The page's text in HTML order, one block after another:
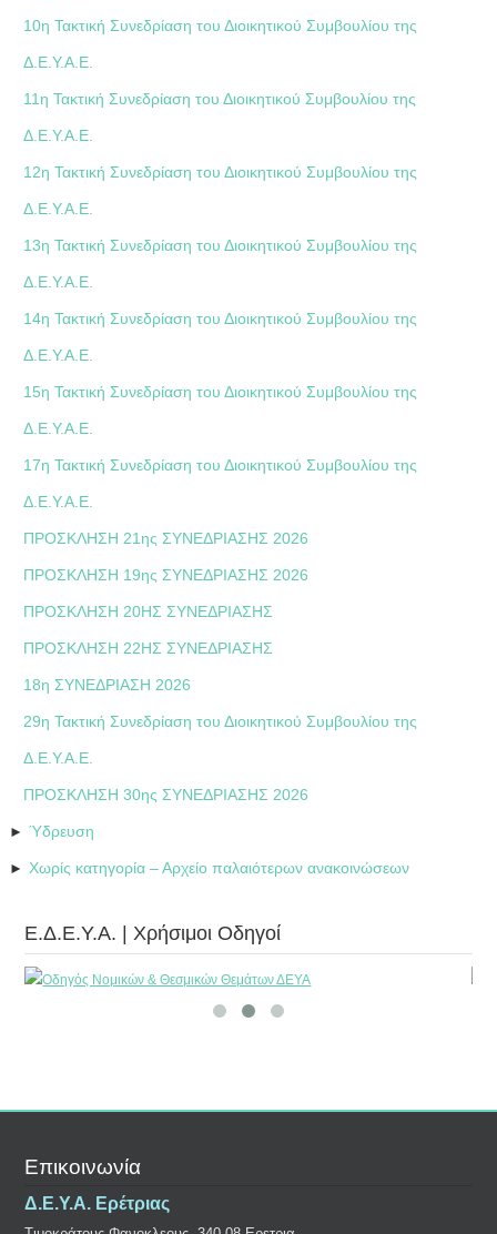
10η Τακτική Συνεδρίαση του Διοικητικού Συμβουλίου της
Δ.Ε.Υ.Α.Ε.
11η Τακτική Συνεδρίαση του Διοικητικού Συμβουλίου της
Δ.Ε.Υ.Α.Ε.
12η Τακτική Συνεδρίαση του Διοικητικού Συμβουλίου της
Δ.Ε.Υ.Α.Ε.
13η Τακτική Συνεδρίαση του Διοικητικού Συμβουλίου της
Δ.Ε.Υ.Α.Ε.
14η Τακτική Συνεδρίαση του Διοικητικού Συμβουλίου της
Δ.Ε.Υ.Α.Ε.
15η Τακτική Συνεδρίαση του Διοικητικού Συμβουλίου της
Δ.Ε.Υ.Α.Ε.
17η Τακτική Συνεδρίαση του Διοικητικού Συμβουλίου της
Δ.Ε.Υ.Α.Ε.
ΠΡΟΣΚΛΗΣΗ 21ης ΣΥΝΕΔΡΙΑΣΗΣ 2026
ΠΡΟΣΚΛΗΣΗ 19ης ΣΥΝΕΔΡΙΑΣΗΣ 2026
ΠΡΟΣΚΛΗΣΗ 20ΗΣ ΣΥΝΕΔΡΙΑΣΗΣ
ΠΡΟΣΚΛΗΣΗ 22ΗΣ ΣΥΝΕΔΡΙΑΣΗΣ
18η ΣΥΝΕΔΡΙΑΣΗ 2026
29η Τακτική Συνεδρίαση του Διοικητικού Συμβουλίου της
Δ.Ε.Υ.Α.Ε.
ΠΡΟΣΚΛΗΣΗ 30ης ΣΥΝΕΔΡΙΑΣΗΣ 2026
► Ύδρευση
► Χωρίς κατηγορία – Αρχείο παλαιότερων ανακοινώσεων
Ε.Δ.Ε.Υ.Α. | Χρήσιμοι Οδηγοί
Επικοινωνία
Δ.Ε.Υ.Α. Ερέτριας